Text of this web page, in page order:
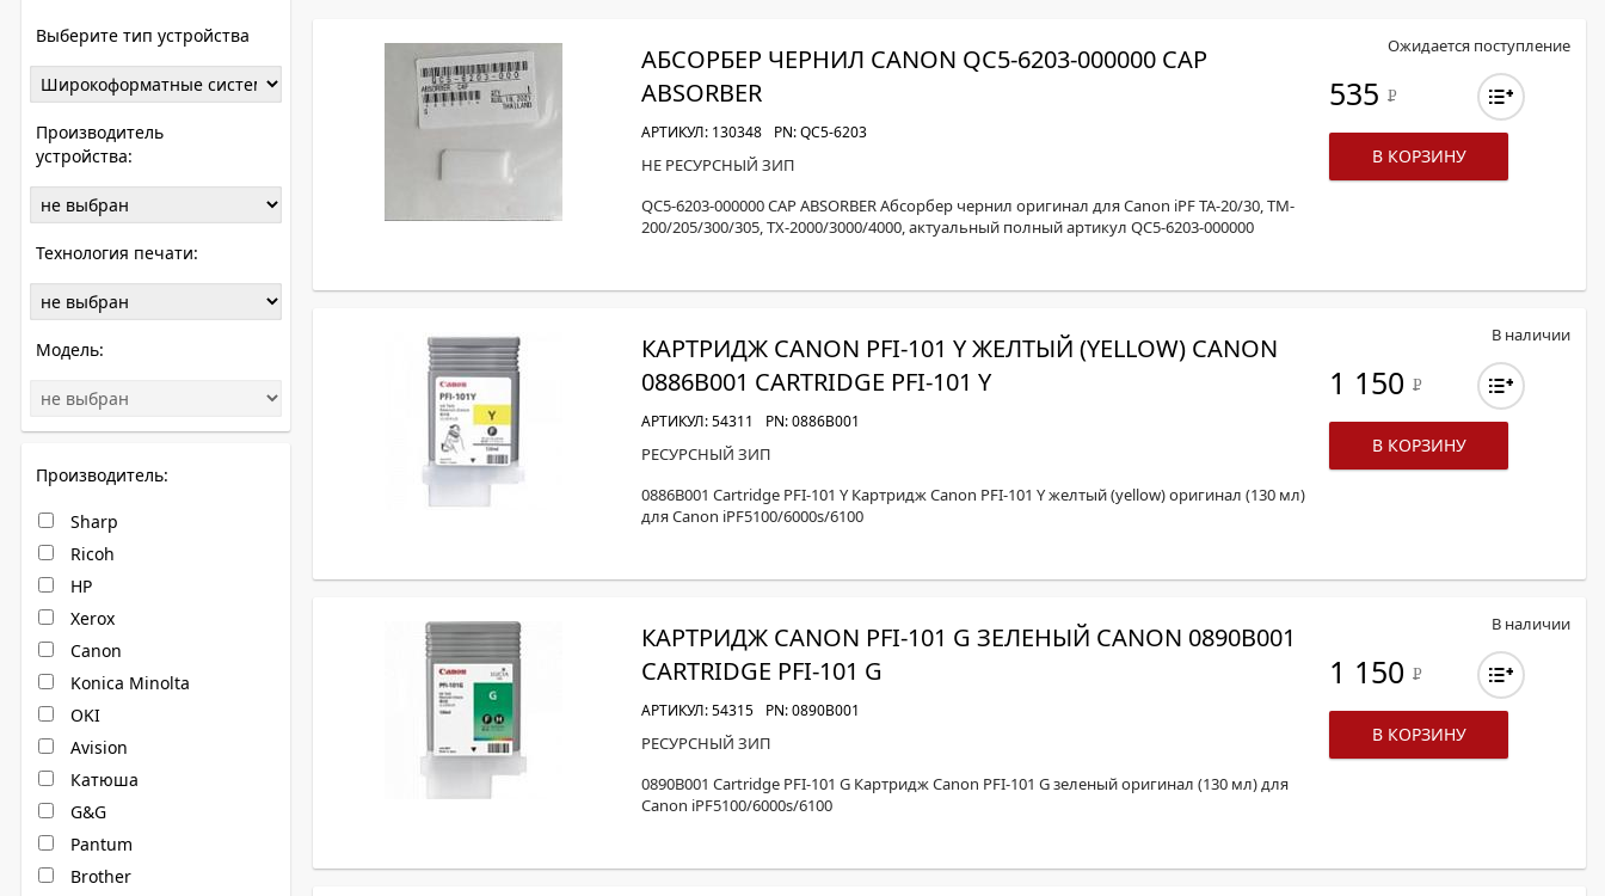
ПРОФИЛАКТИКА И ТО
РАЗОВЫЕ РЕМОНТЫ
Выберите тип устройства
Производитель
устройства:
Технология печати:
Модель:
Производитель:
Sharp
Ricoh
HP
Xerox
Canon
Konica Minolta
OKI
Avision
Катюша
G&G
Pantum
Brother
АБСОРБЕР ЧЕРНИЛ CANON QC5-6203-000000 CAP
ABSORBER
АРТИКУЛ: 130348 PN: QC5-6203
НЕ РЕСУРСНЫЙ ЗИП
QC5-6203-000000 CAP ABSORBER Абсорбер чернил оригинал для Canon iPF TA-20/30, TM-
200/205/300/305, TX-2000/3000/4000, актуальный полный артикул QC5-6203-000000
Ожидается поступление
535Р
В КОРЗИНУ
КАРТРИДЖ CANON PFI-101 Y ЖЕЛТЫЙ (YELLOW) CANON
0886B001 CARTRIDGE PFI-101 Y
АРТИКУЛ: 54311 PN: 0886B001
РЕСУРСНЫЙ ЗИП
0886B001 Cartridge PFI-101 Y Картридж Canon PFI-101 Y желтый (yellow) оригинал (130 мл)
для Canon iPF5100/6000s/6100
В наличии
1 150Р
В КОРЗИНУ
КАРТРИДЖ CANON PFI-101 G ЗЕЛЕНЫЙ CANON 0890B001
CARTRIDGE PFI-101 G
АРТИКУЛ: 54315 PN: 0890B001
РЕСУРСНЫЙ ЗИП
0890B001 Cartridge PFI-101 G Картридж Canon PFI-101 G зеленый оригинал (130 мл) для
Canon iPF5100/6000s/6100
В наличии
1 150Р
В КОРЗИНУ